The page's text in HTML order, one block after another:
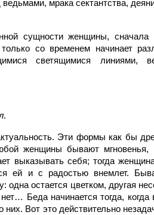
мрака сектантства,
сущности женщины, сначала
со временем начинает
светящимися линиями,
.
Эти формы как бы
женщины бывают мгновенья,
выказывать себя; тогда
ей и с радостью внемлет.
остается цветком, другая
Беда начинается тогда,
них. Вот это действительно